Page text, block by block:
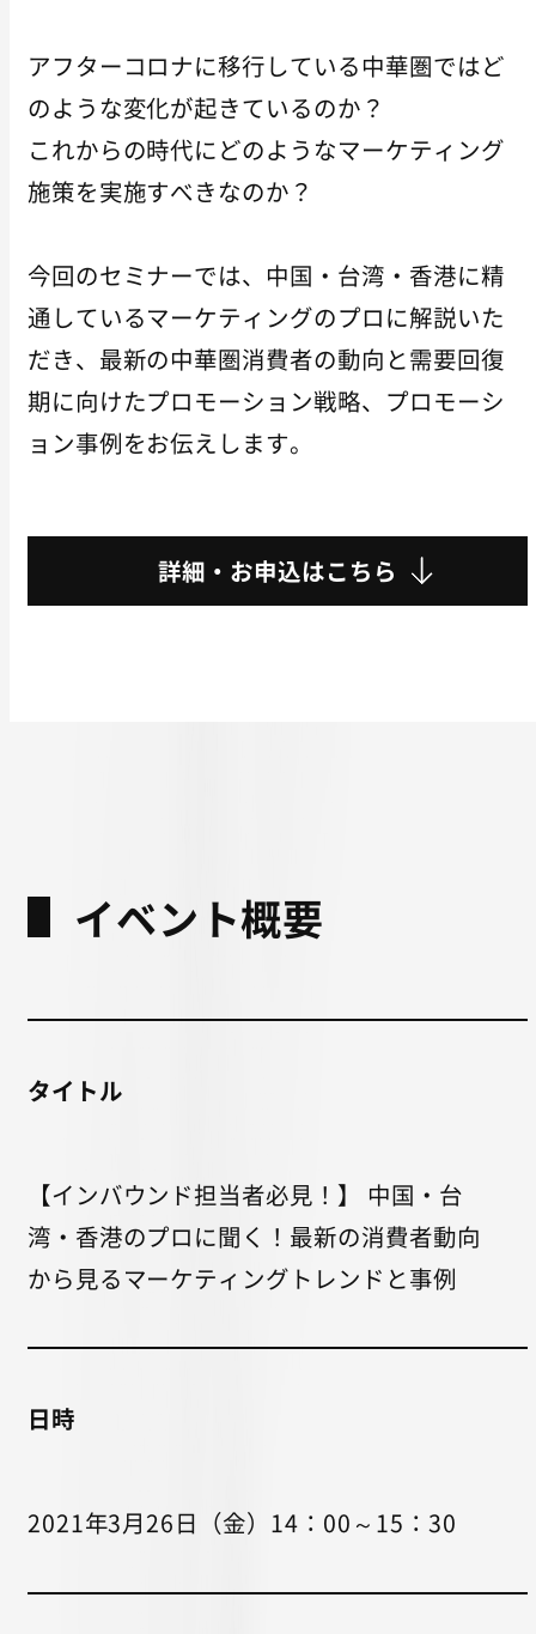
アフターコロナに移行している中華圏ではど
のような変化が起きているのか？
これからの時代にどのようなマーケティング
施策を実施すべきなのか？
今回のセミナーでは、中国・台湾・香港に精
通しているマーケティングのプロに解説いた
だき、最新の中華圏消費者の動向と需要回復
期に向けたプロモーション戦略、プロモーシ
ョン事例をお伝えします。
詳細・お申込はこちら
イベント概要
タイトル
【インバウンド担当者必見！】 中国・台
湾・香港のプロに聞く！最新の消費者動向
から見るマーケティングトレンドと事例
日時
2021年3月26日（金）14：00～15：30